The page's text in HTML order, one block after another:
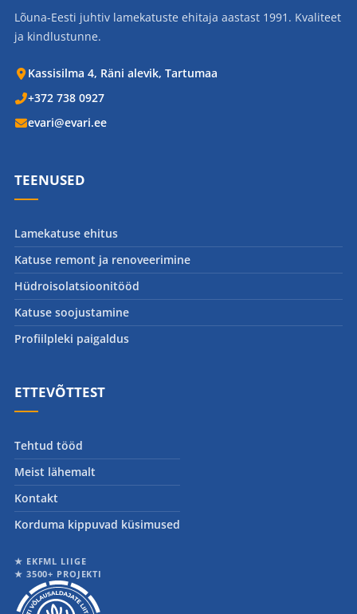
Lõuna-Eesti juhtiv lamekatuste ehitaja aastast 1991. Kvaliteet
ja kindlustunne.
Kassisilma 4, Räni alevik, Tartumaa
+372 738 0927
evari@evari.ee
TEENUSED
Lamekatuse ehitus
Katuse remont ja renoveerimine
Hüdroisolatsioonitööd
Katuse soojustamine
Profiilpleki paigaldus
ETTEVÕTTEST
Tehtud tööd
Meist lähemalt
Kontakt
Korduma kippuvad küsimused
★ EKFML LIIGE
★ 3500+ PROJEKTI